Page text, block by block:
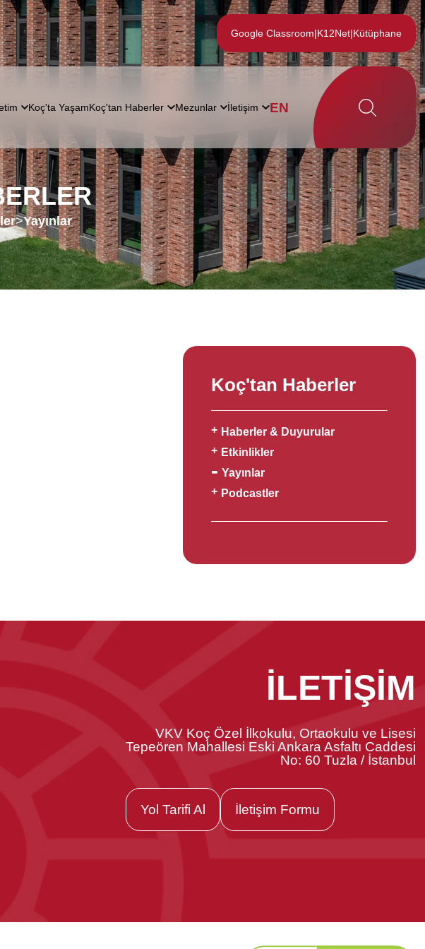
Google Classroom|K12Net|Kütüphane
Koç'ta YaşamKoç'tan Haberler Mezunlar İletişim EN
>Yayınlar
Koç'tan Haberler
Haberler & Duyurular
Etkinlikler
Yayınlar
Podcastler
İLETİŞİM
VKV Koç Özel İlkokulu, Ortaokulu ve Lisesi
Tepeören Mahallesi Eski Ankara Asfaltı Caddesi
No: 60 Tuzla / İstanbul
Yol Tarifi Al İletişim Formu